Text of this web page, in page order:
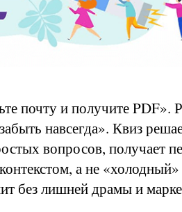
почту и получите PDF».
навсегда». Квиз
вопросов, получает
а не
без лишней драмы и